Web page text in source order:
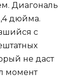
Диагональ
дюйма.
с
не даст
момент